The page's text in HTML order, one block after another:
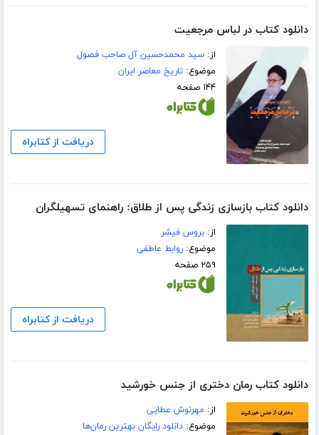
دانلود کتاب در لباس مرجعیت
از:سید محمدحسین آل صاحب فصول
موضوع:تاریخ معاصر ایران
۱۴۴ صفحه
دریافت از کتابراه
دانلود کتاب بازسازی زندگی پس از طلاق: راهنمای تسهیلگران
از:بروس فیشر
موضوع:روابط عاطفی
۲۵۹ صفحه
دریافت از کتابراه
دانلود کتاب رمان دختری از جنس خورشید
از: مهرنوش عطایی
موضوع:دانلود رایگان بهترین رمان‌ها